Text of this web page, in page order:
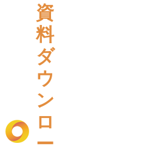
資
料
ダ
ウ
ン
ロ
ー